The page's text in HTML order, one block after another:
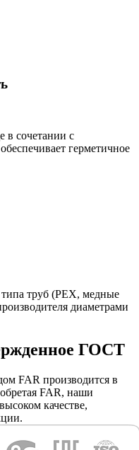
в сочетании с
герметичное
труб (РЕХ, медные
диаметрами
ГОСТ
FAR производится в
FAR, наши
качестве,